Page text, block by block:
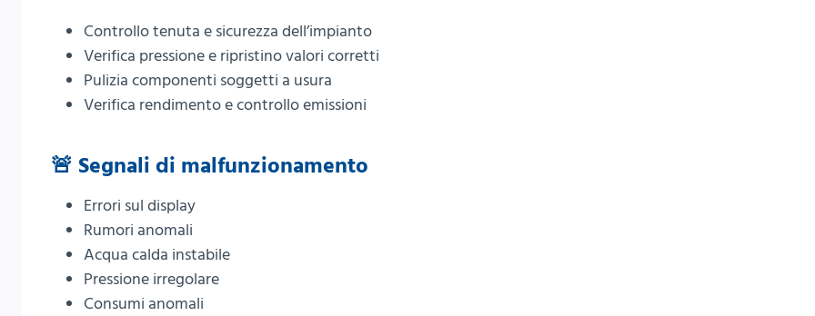
Controllo tenuta e sicurezza dell’impianto
Verifica pressione e ripristino valori corretti
Pulizia componenti soggetti a usura
Verifica rendimento e controllo emissioni
🚨 Segnali di malfunzionamento
Errori sul display
Rumori anomali
Acqua calda instabile
Pressione irregolare
Consumi anomali